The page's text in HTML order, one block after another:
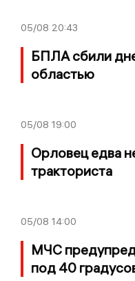
05/08 20:43
БПЛА сбили
областью
05/08 19:00
Орловец едва
тракториста
05/08 14:00
МЧС
под 40